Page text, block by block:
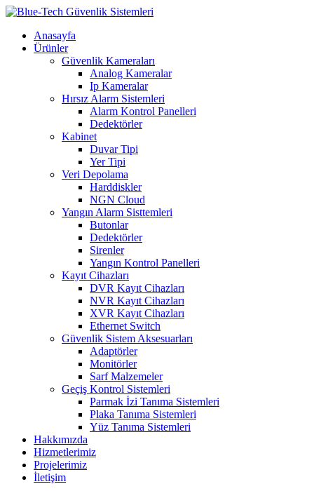
Anasayfa
Ürünler
Güvenlik Kameraları
Analog Kameralar
Ip Kameralar
Hırsız Alarm Sistemleri
Alarm Kontrol Panelleri
Dedektörler
Kabinet
Duvar Tipi
Yer Tipi
Veri Depolama
Harddiskler
NGN Cloud
Yangın Alarm Sisttemleri
Butonlar
Dedektörler
Sirenler
Yangın Kontrol Panelleri
Kayıt Cihazları
DVR Kayıt Cihazları
NVR Kayıt Cihazları
XVR Kayıt Cihazları
Ethernet Switch
Güvenlik Sistem Aksesuarları
Adaptörler
Monitörler
Sarf Malzemeler
Geçiş Kontrol Sistemleri
Parmak İzi Tanıma Sistemleri
Plaka Tanıma Sistemleri
Yüz Tanıma Sistemleri
Hakkımızda
Hizmetlerimiz
Projelerimiz
İletişim